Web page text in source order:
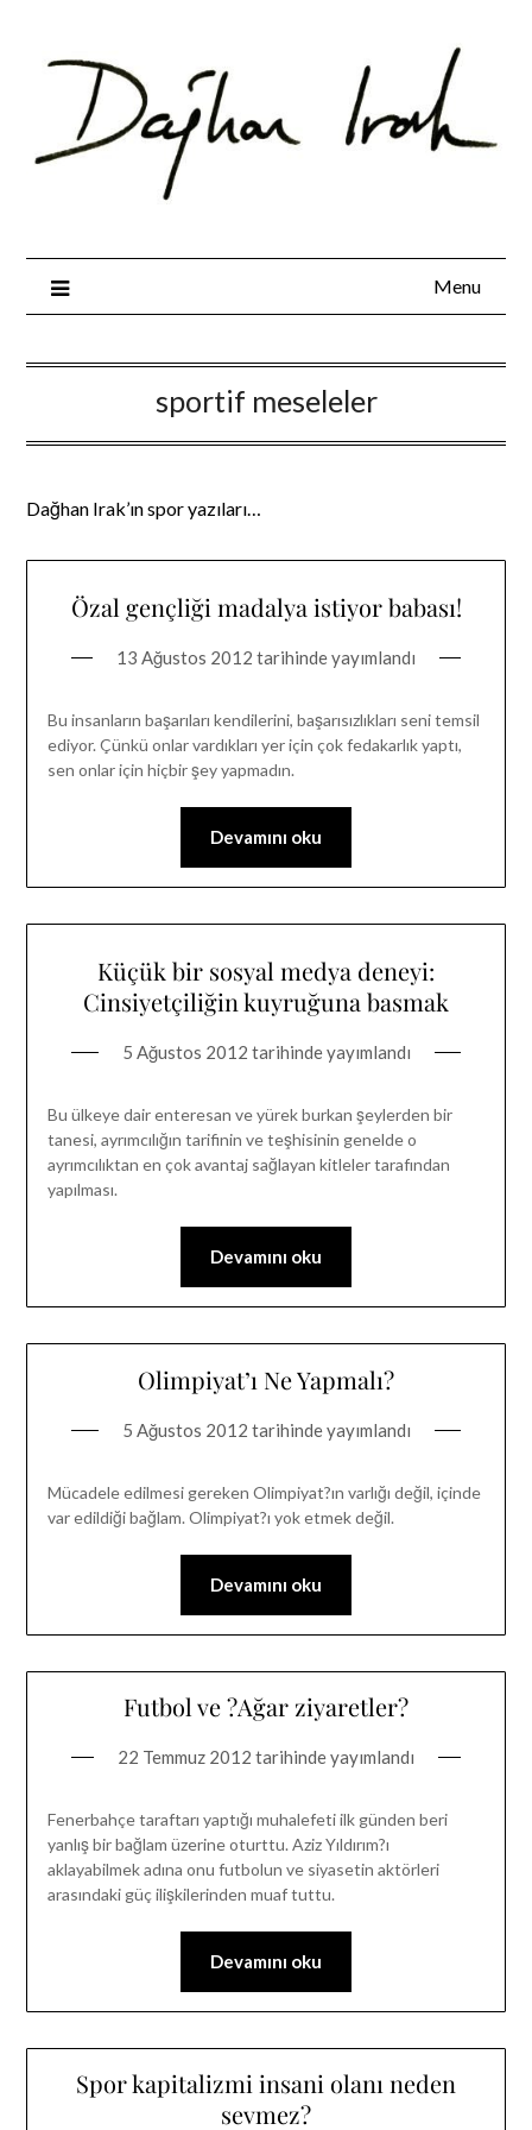
content
Menu
sportif meseleler
Dağhan Irak’ın spor yazıları…
Özal gençliği madalya istiyor babası!
13 Ağustos 2012 tarihinde yayımlandı
Bu insanların başarıları kendilerini, başarısızlıkları seni temsil
ediyor. Çünkü onlar vardıkları yer için çok fedakarlık yaptı,
sen onlar için hiçbir şey yapmadın.
Devamını oku
Küçük bir sosyal medya deneyi:
Cinsiyetçiliğin kuyruğuna basmak
5 Ağustos 2012 tarihinde yayımlandı
Bu ülkeye dair enteresan ve yürek burkan şeylerden bir
tanesi, ayrımcılığın tarifinin ve teşhisinin genelde o
ayrımcılıktan en çok avantaj sağlayan kitleler tarafından
yapılması.
Devamını oku
Olimpiyat’ı Ne Yapmalı?
5 Ağustos 2012 tarihinde yayımlandı
Mücadele edilmesi gereken Olimpiyat?ın varlığı değil, içinde
var edildiği bağlam. Olimpiyat?ı yok etmek değil.
Devamını oku
Futbol ve ?Ağar ziyaretler?
22 Temmuz 2012 tarihinde yayımlandı
Fenerbahçe taraftarı yaptığı muhalefeti ilk günden beri
yanlış bir bağlam üzerine oturttu. Aziz Yıldırım?ı
aklayabilmek adına onu futbolun ve siyasetin aktörleri
arasındaki güç ilişkilerinden muaf tuttu.
Devamını oku
Spor kapitalizmi insani olanı neden
sevmez?